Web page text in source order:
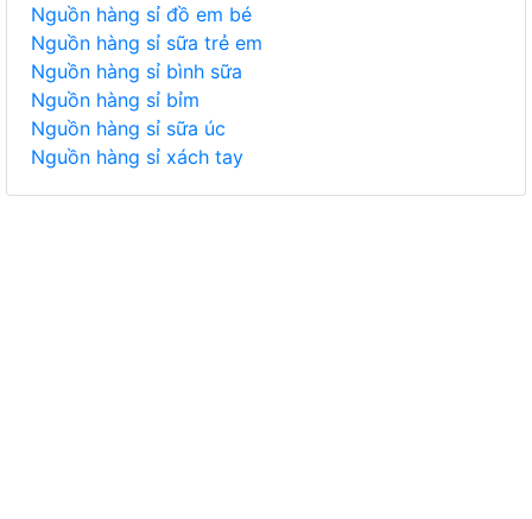
Nguồn hàng sỉ đồ em bé
Nguồn hàng sỉ sữa trẻ em
Nguồn hàng sỉ bình sữa
Nguồn hàng sỉ bỉm
Nguồn hàng sỉ sữa úc
Nguồn hàng sỉ xách tay